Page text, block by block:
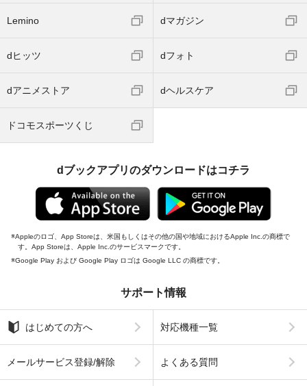
Lemino dマガジン
dヒッツ dフォト
dアニメストア dヘルスケア
ドコモスポーツくじ
dブックアプリのダウンロードはコチラ
Appleのロゴ、App Storeは、米国もしくはその他の国や地域におけるApple Inc.の商標で
す。App Storeは、Apple Inc.のサービスマークです。
Google Play および Google Play ロゴは Google LLC の商標です。
サポート情報
はじめての方へ 対応機種一覧
メールサービス登録/解除 よくある質問